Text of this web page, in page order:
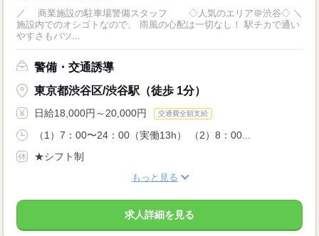
／ 商業施設の駐車場警備スタッフ ◇人気のエリア＠渋谷◇ ＼
施設内でのオシゴトなので、 雨風の心配は一切なし！ 駅チカで通い
やすさもバツ...
警備・交通誘導
東京都渋谷区/渋谷駅（徒歩 1分）
日給18,000円～20,000円 交通費全額支給
（1）7：00〜24：00（実働13h） （2）8：00...
★シフト制
もっと見る
求人詳細を見る